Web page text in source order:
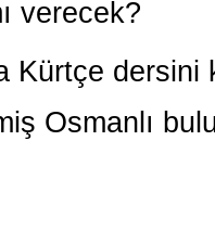
verecek?
Kürtçe
Osmanlı